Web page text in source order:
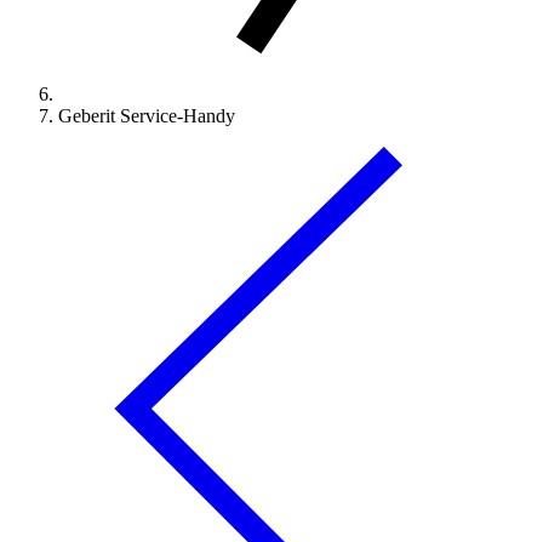
Geberit Service-Handy